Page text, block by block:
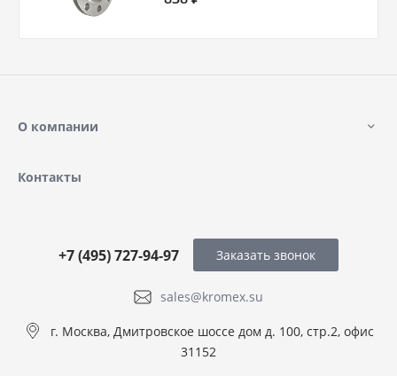
О компании
Контакты
sales@kromex.su
+7 (495) 727-94-97
г. Москва, Дмитровское шоссе дом д. 100, стр.2, офис
31152
Заказать звонок